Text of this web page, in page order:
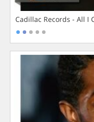
Cadillac Records - All I